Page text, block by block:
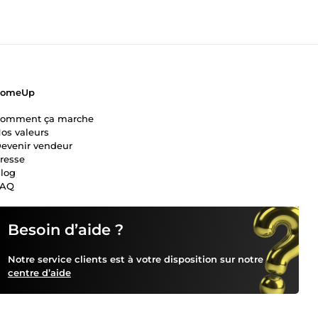
Besoin d’aide ?
Notre service clients est à votre disposition sur notre
centre d’aide
ça marche
valeurs
vendeur